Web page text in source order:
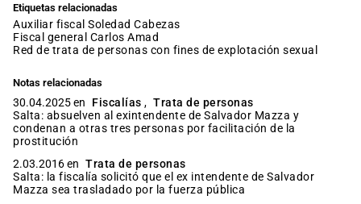
Etiquetas relacionadas
auxiliar fiscal Soledad Cabezas
fiscal general Carlos Amad
Red de trata de personas con fines de explotación sexual
Notas relacionadas
30.04.2025 en Fiscalías , Trata de personas
Salta: absuelven al exintendente de Salvador Mazza y
condenan a otras tres personas por facilitación de la
prostitución
2.03.2016 en Trata de personas
Salta: la fiscalía solicitó que el ex intendente de Salvador
Mazza sea trasladado por la fuerza pública